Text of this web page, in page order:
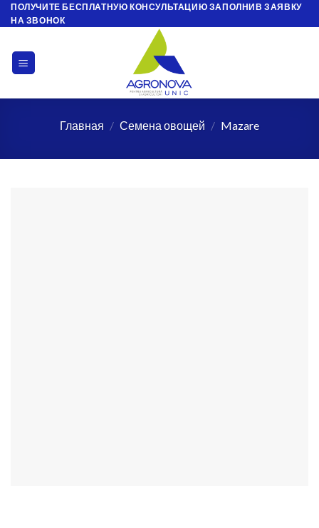
Skip
to
ПОЛУЧИТЕ БЕСПЛАТНУЮ КОНСУЛЬТАЦИЮ ЗАПОЛНИВ ЗАЯВКУ
НА ЗВОНОК
Главная / Семена овощей / Mazare